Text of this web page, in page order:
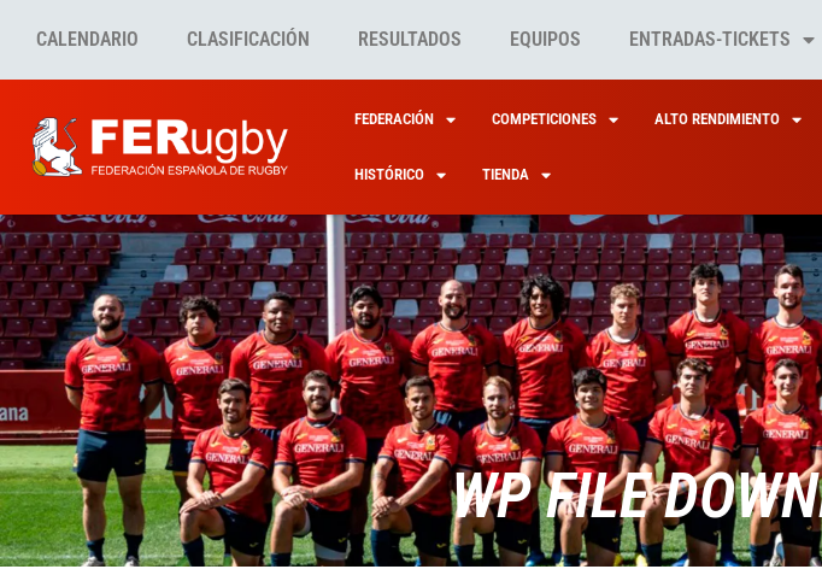
CALENDARIO CLASIFICACIÓN RESULTADOS EQUIPOS ENTRADAS-TICKETS
FEDERACIÓN COMPETICIONES ALTO RENDIMIENTO
HISTÓRICO TIENDA
WP FILE